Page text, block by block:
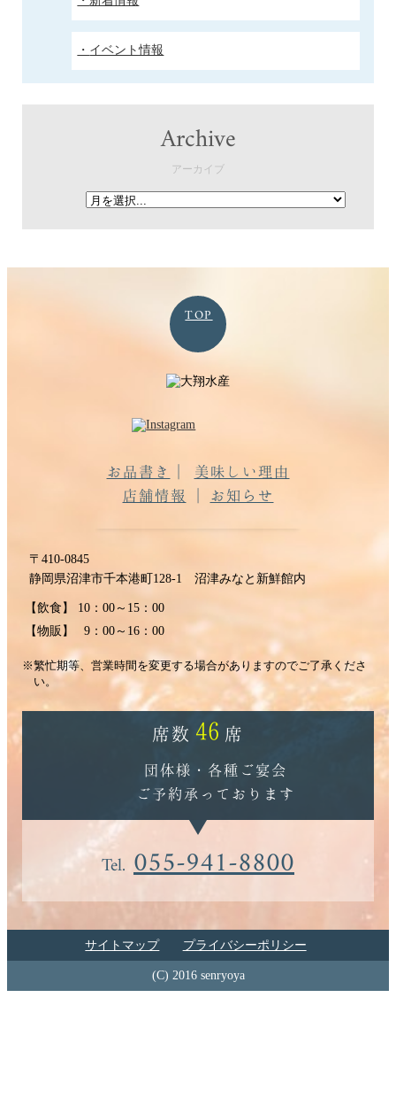
イベント情報
Archive
アーカイブ
TOP
お品書き
美味しい理由
店舗情報
お知らせ
〒410-0845
静岡県沼津市千本港町128-1沼津みなと新鮮館内
【飲食】
10：00～15：00
【物販】
9：00～16：00
※繁忙期等、営業時間を変更する場合がありますのでご了承くださ
い。
席数 46 席
団体様・各種ご宴会
ご予約承っております
Tel. 055-941-8800
サイトマップ プライバシーポリシー
(C) 2016 senryoya